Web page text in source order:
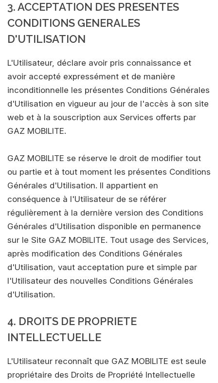
3. ACCEPTATION DES PRESENTES
CONDITIONS GENERALES
D'UTILISATION
L'Utilisateur, déclare avoir pris connaissance et
avoir accepté expressément et de manière
inconditionnelle les présentes Conditions Générales
d'Utilisation en vigueur au jour de l'accès à son site
web et à la souscription aux Services offerts par
GAZ MOBILITE.
GAZ MOBILITE se réserve le droit de modifier tout
ou partie et à tout moment les présentes Conditions
Générales d'Utilisation. Il appartient en
conséquence à l'Utilisateur de se référer
régulièrement à la dernière version des Conditions
Générales d'Utilisation disponible en permanence
sur le Site GAZ MOBILITE. Tout usage des Services,
après modification des Conditions Générales
d'Utilisation, vaut acceptation pure et simple par
l'Utilisateur des nouvelles Conditions Générales
d'Utilisation.
4. DROITS DE PROPRIETE
INTELLECTUELLE
L'Utilisateur reconnaît que GAZ MOBILITE est seule
propriétaire des Droits de Propriété Intellectuelle